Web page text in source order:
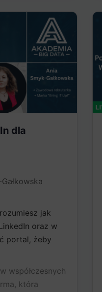
dla
jak
oraz w
portal, żeby
współczesnych
która